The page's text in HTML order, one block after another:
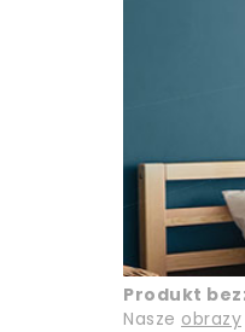
Produkt
Nasze obrazy